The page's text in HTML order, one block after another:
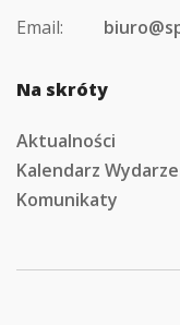
Email:
Na skróty
Aktualności
Kalendarz
Komunikaty